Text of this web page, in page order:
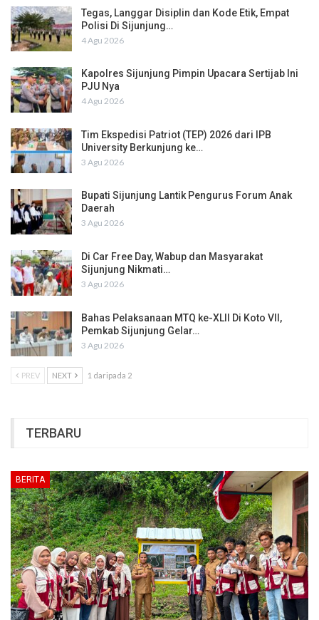
Tegas, Langgar Disiplin dan Kode Etik, Empat
Polisi Di Sijunjung…
4 Agu 2026
Kapolres Sijunjung Pimpin Upacara Sertijab Ini
PJU Nya
4 Agu 2026
Tim Ekspedisi Patriot (TEP) 2026 dari IPB
University Berkunjung ke…
3 Agu 2026
Bupati Sijunjung Lantik Pengurus Forum Anak
Daerah
3 Agu 2026
Di Car Free Day, Wabup dan Masyarakat
Sijunjung Nikmati…
3 Agu 2026
Bahas Pelaksanaan MTQ ke-XLII Di Koto VII,
Pemkab Sijunjung Gelar…
3 Agu 2026
PREV NEXT 1 daripada 2
TERBARU
BERITA